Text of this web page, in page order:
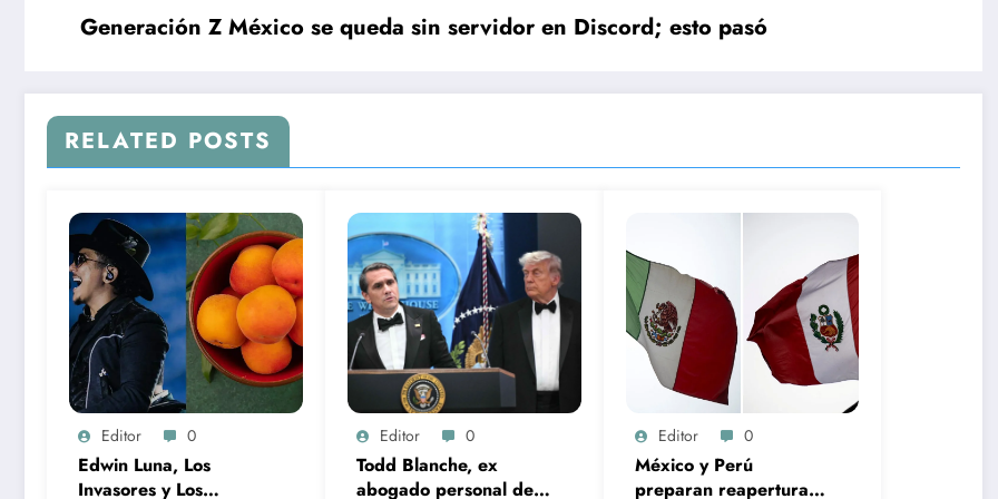
Generación Z México se queda sin servidor en Discord; esto pasó
RELATED POSTS
Editor 0
Edwin Luna, Los
Invasores y Los
Editor 0
Todd Blanche, ex
abogado personal de
Editor 0
México y Perú
preparan reapertura